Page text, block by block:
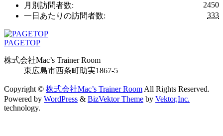
2450
月別訪問者数:
333
一日あたりの訪問者数:
PAGETOP
株式会社Mac’s Trainer Room
東広島市西条町助実1867-5
Copyright © 株式会社Mac’s Trainer Room All Rights Reserved.
Powered by WordPress & BizVektor Theme by Vektor,Inc.
technology.